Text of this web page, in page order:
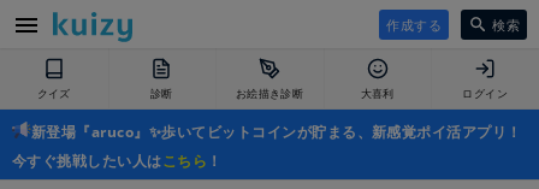
作成する 検索
クイズ 診断 お絵描き診断 大喜利 ログイン
新登場『aruco』✨歩いてビットコインが貯まる、新感覚ポイ活アプリ！
今すぐ挑戦したい人はこちら ！